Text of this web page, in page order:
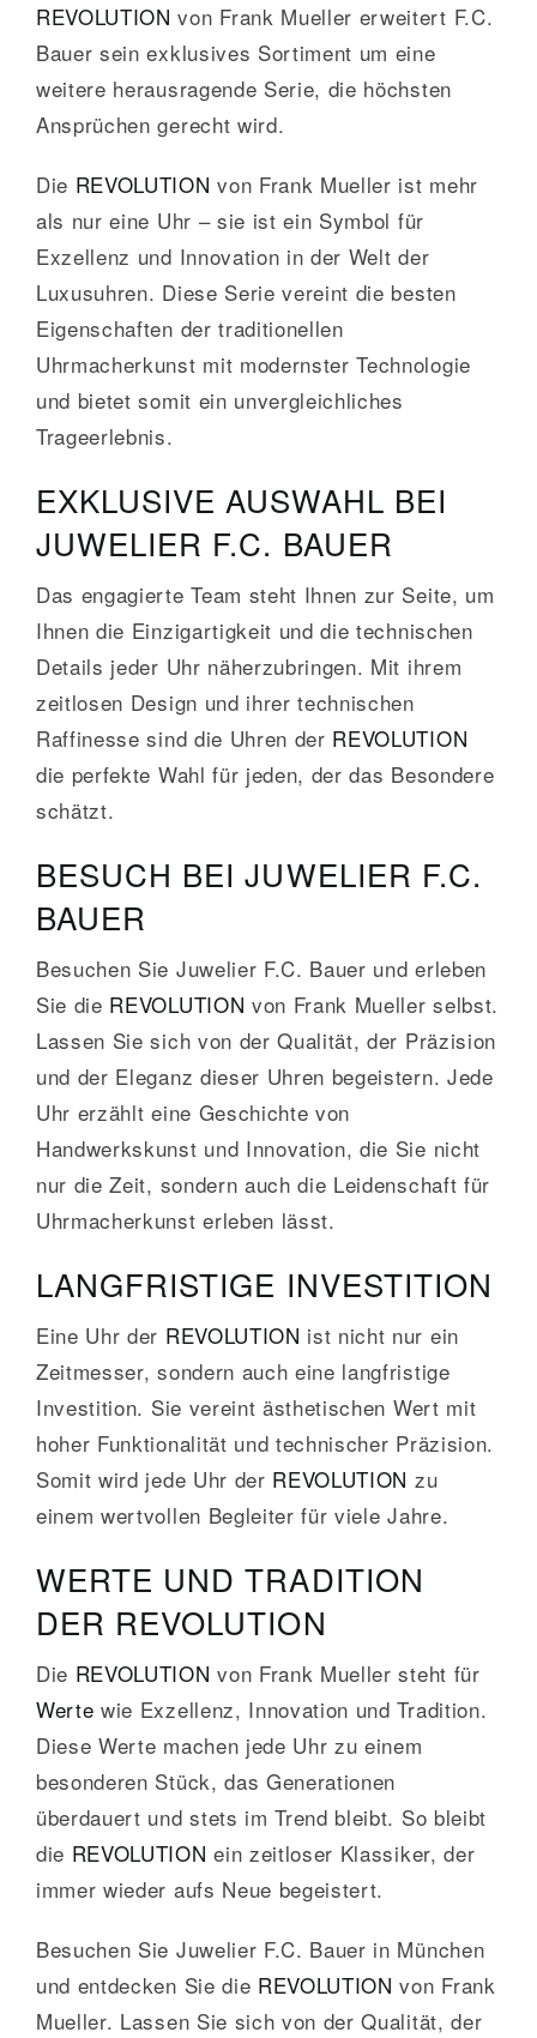
REVOLUTION von Frank Mueller erweitert F.C.
Bauer sein exklusives Sortiment um eine
weitere herausragende Serie, die höchsten
Ansprüchen gerecht wird.
Die REVOLUTION von Frank Mueller ist mehr
als nur eine Uhr – sie ist ein Symbol für
Exzellenz und Innovation in der Welt der
Luxusuhren. Diese Serie vereint die besten
Eigenschaften der traditionellen
Uhrmacherkunst mit modernster Technologie
und bietet somit ein unvergleichliches
Trageerlebnis.
EXKLUSIVE AUSWAHL BEI
JUWELIER F.C. BAUER
Das engagierte Team steht Ihnen zur Seite, um
Ihnen die Einzigartigkeit und die technischen
Details jeder Uhr näherzubringen. Mit ihrem
zeitlosen Design und ihrer technischen
Raffinesse sind die Uhren der REVOLUTION
die perfekte Wahl für jeden, der das Besondere
schätzt.
BESUCH BEI JUWELIER F.C.
BAUER
Besuchen Sie Juwelier F.C. Bauer und erleben
Sie die REVOLUTION von Frank Mueller selbst.
Lassen Sie sich von der Qualität, der Präzision
und der Eleganz dieser Uhren begeistern. Jede
Uhr erzählt eine Geschichte von
Handwerkskunst und Innovation, die Sie nicht
nur die Zeit, sondern auch die Leidenschaft für
Uhrmacherkunst erleben lässt.
LANGFRISTIGE INVESTITION
Eine Uhr der REVOLUTION ist nicht nur ein
Zeitmesser, sondern auch eine langfristige
Investition. Sie vereint ästhetischen Wert mit
hoher Funktionalität und technischer Präzision.
Somit wird jede Uhr der REVOLUTION zu
einem wertvollen Begleiter für viele Jahre.
WERTE UND TRADITION
DER REVOLUTION
Die REVOLUTION von Frank Mueller steht für
Werte wie Exzellenz, Innovation und Tradition.
Diese Werte machen jede Uhr zu einem
besonderen Stück, das Generationen
überdauert und stets im Trend bleibt. So bleibt
die REVOLUTION ein zeitloser Klassiker, der
immer wieder aufs Neue begeistert.
Besuchen Sie Juwelier F.C. Bauer in München
und entdecken Sie die REVOLUTION von Frank
Mueller. Lassen Sie sich von der Qualität, der